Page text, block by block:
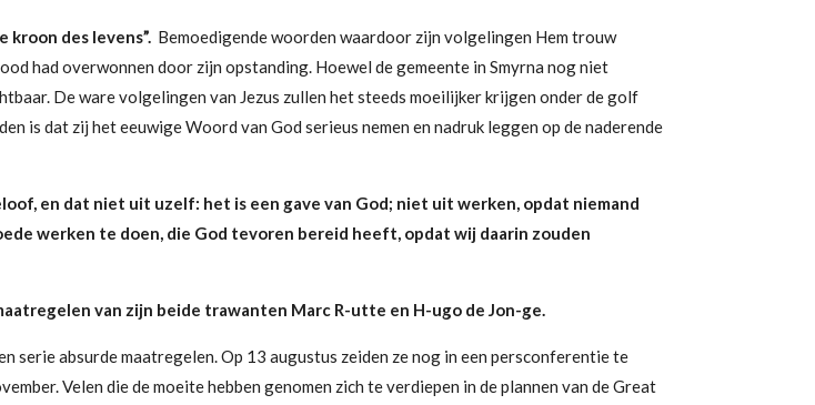
kroon des levens”. Bemoedigende woorden waardoor zijn volgelingen Hem trouw
had overwonnen door zijn opstanding. Hoewel de gemeente in Smyrna nog niet
De ware volgelingen van Jezus zullen het steeds moeilijker krijgen onder de golf
is dat zij het eeuwige Woord van God serieus nemen en nadruk leggen op de naderende
en dat niet uit uzelf: het is een gave van God; niet uit werken, opdat niemand
werken te doen, die God tevoren bereid heeft, opdat wij daarin zouden
van zijn beide trawanten Marc R-utte en H-ugo de Jon-ge.
serie absurde maatregelen. Op 13 augustus zeiden ze nog in een persconferentie te
Velen die de moeite hebben genomen zich te verdiepen in de plannen van de Great